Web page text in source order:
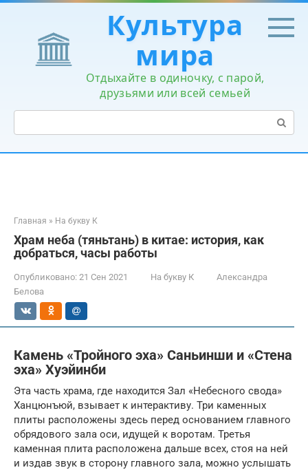
Перейти
контенту
Культура
мира
Отдыхайте в одиночку, с парой,
друзьями или всей семьей
Поиск:
Главная » На букву К
Храм неба (тяньтань) в китае: история, как
добраться, часы работы
Опубликовано: 21 Сен 2021 На букву К
Александра
Белова
Камень «Тройного эха» Саньинши и «Стена
эха» Хуэйинби
Эта часть храма, где находится Зал «Небесного свода»
Ханцюнъюй, взывает к интерактиву. Три каменных
плиты расположены здесь перед основанием главного
обрядового зала оси, идущей к воротам. Третья
каменная плита расположена дальше всех, стоя на ней
и издав звук в сторону главного зала, можно услышать